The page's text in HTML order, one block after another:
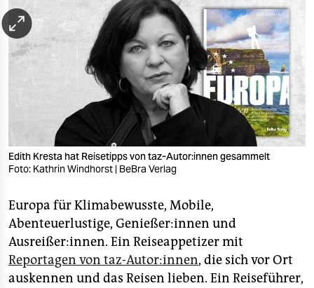
nord
wahrheit
verlag
veranstaltungen
shop
unterstützen
abo
genossenschaft
Edith Kresta hat Reisetipps von taz-Autor:innen gesammelt
Foto: Kathrin Windhorst | BeBra Verlag
Europa für Klimabewusste, Mobile,
Abenteuerlustige, Genießer:innen und
Ausreißer:innen. Ein Reiseappetizer mit
Reportagen von taz-Autor:innen, die sich vor Ort
auskennen und das Reisen lieben. Ein Reiseführer,